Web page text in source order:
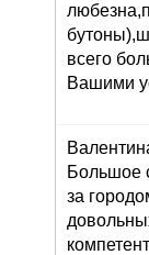
всего
Вашими
Большое
за